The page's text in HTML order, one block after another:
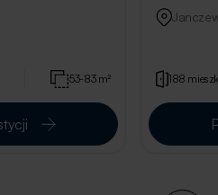
53-83 m² 188